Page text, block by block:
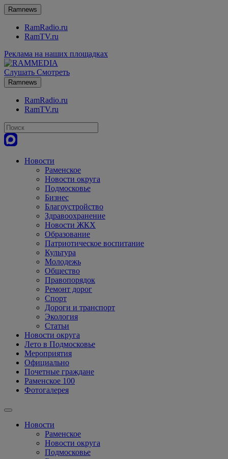
Ramnews
RamRadio.ru
RamTV.ru
Реклама на наших площадках
Слушать Смотреть
Ramnews
RamRadio.ru
RamTV.ru
Новости
Раменское
Новости округа
Подмосковье
Бизнес
Благоустройство
Здравоохранение
Новости ЖКХ
Образование
Патриотическое воспитание
Культура
Молодежь
Общество
Правопорядок
Ремонт дорог
Спорт
Дороги и транспорт
Экология
Статьи
Новости округа
Лето в Подмосковье
Мероприятия
Официально
Почетные граждане
Раменское 100
Фотогалерея
Новости
Раменское
Новости округа
Подмосковье